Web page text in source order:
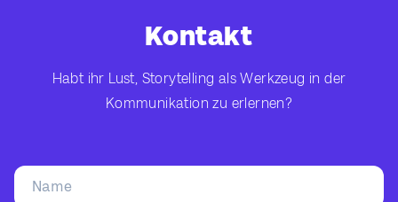
Kontakt
Habt ihr Lust, Storytelling als Werkzeug in der
Kommunikation zu erlernen?